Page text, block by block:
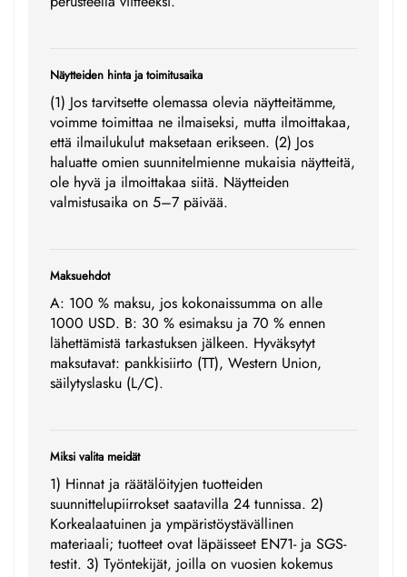
Näytteiden hinta ja toimitusaika
(1) Jos tarvitsette olemassa olevia näytteitämme,
voimme toimittaa ne ilmaiseksi, mutta ilmoittakaa,
että ilmailukulut maksetaan erikseen. (2) Jos
haluatte omien suunnitelmienne mukaisia näytteitä,
ole hyvä ja ilmoittakaa siitä. Näytteiden
valmistusaika on 5–7 päivää.
Maksuehdot
A: 100 % maksu, jos kokonaissumma on alle
1000 USD. B: 30 % esimaksu ja 70 % ennen
lähettämistä tarkastuksen jälkeen. Hyväksytyt
maksutavat: pankkisiirto (TT), Western Union,
säilytyslasku (L/C).
Miksi valita meidät
1) Hinnat ja räätälöityjen tuotteiden
suunnittelupiirrokset saatavilla 24 tunnissa. 2)
Korkealaatuinen ja ympäristöystävällinen
materiaali; tuotteet ovat läpäisseet EN71- ja SGS-
testit. 3) Työntekijät, joilla on vuosien kokemus